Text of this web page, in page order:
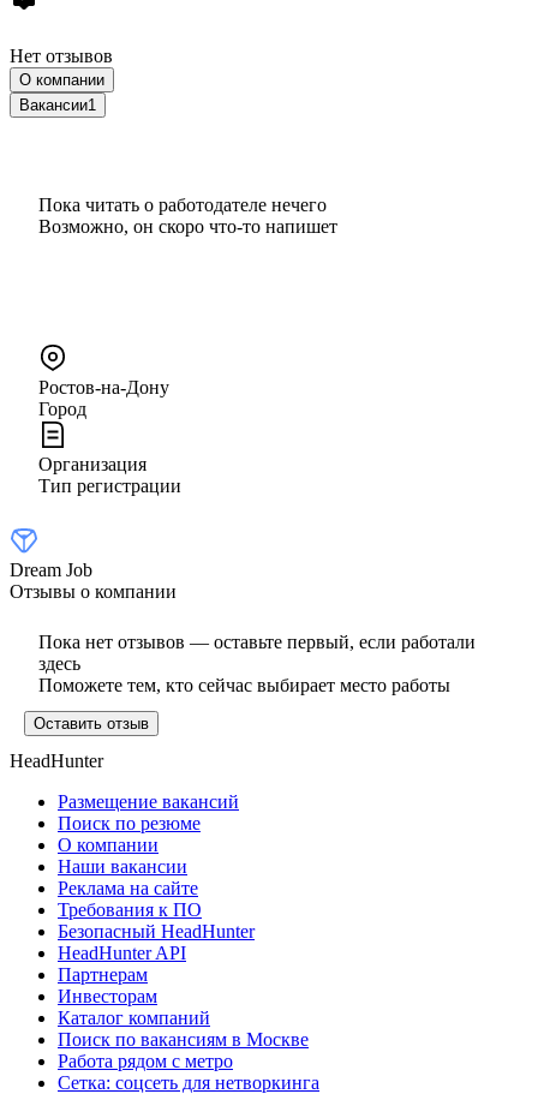
Нет отзывов
О компании
Вакансии1
Пока читать о работодателе нечего
Возможно, он скоро что‑то напишет
Ростов-на-Дону
Город
Организация
Тип регистрации
Dream Job
Отзывы о компании
Пока нет отзывов — оставьте первый, если работали
здесь
Поможете тем, кто сейчас выбирает место работы
Оставить отзыв
HeadHunter
Размещение вакансий
Поиск по резюме
О компании
Наши вакансии
Реклама на сайте
Требования к ПО
Безопасный HeadHunter
HeadHunter API
Партнерам
Инвесторам
Каталог компаний
Поиск по вакансиям в Москве
Работа рядом с метро
Сетка: соцсеть для нетворкинга